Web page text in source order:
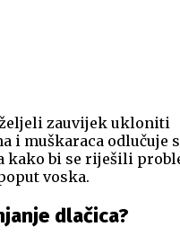
zauvijek ukloniti
i muškaraca odlučuje
kako bi se riješili
voska.
dlačica?